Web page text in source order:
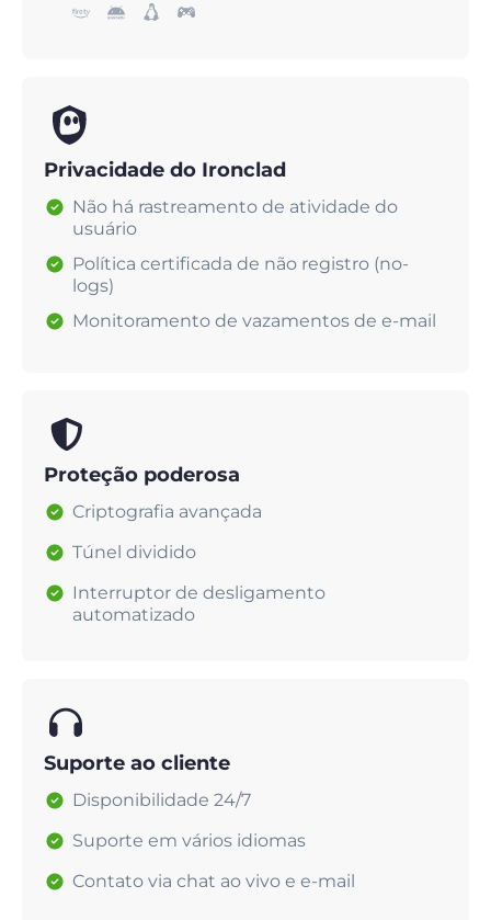
Privacidade do Ironclad
Não há rastreamento de atividade do
usuário
Política certificada de não registro (no-
logs)
Monitoramento de vazamentos de e-mail
Proteção poderosa
Criptografia avançada
Túnel dividido
Interruptor de desligamento
automatizado
Suporte ao cliente
Disponibilidade 24/7
Suporte em vários idiomas
Contato via chat ao vivo e e-mail